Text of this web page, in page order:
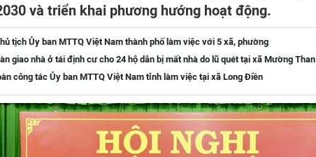
và triển khai phương hướng hoạt động.
tịch Ủy ban MTTQ Việt Nam thành phố làm việc với 5 xã, phường
giao nhà ở tái định cư cho 24 hộ dân bị mất nhà do lũ quét tại xã Mường Than
công tác Ủy ban MTTQ Việt Nam tỉnh làm việc tại xã Long Điền